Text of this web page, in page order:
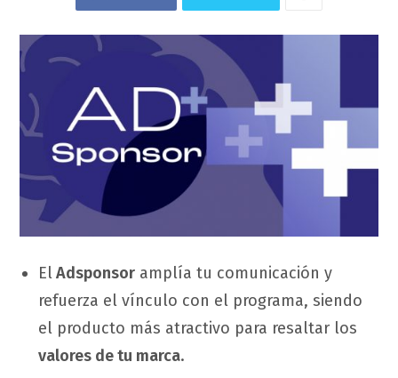
ElAdsponsor amplía tu comunicación y
refuerza el vínculo con el programa, siendo
el producto más atractivo para resaltar los
valores de tu marca.